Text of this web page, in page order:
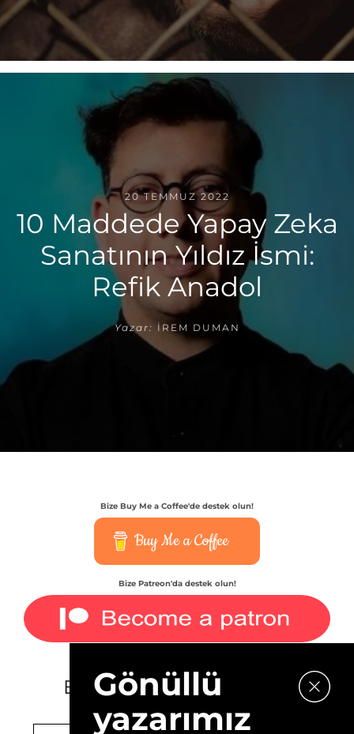
20 TEMMUZ 2022
10 Maddede Yapay Zeka
Sanatının Yıldız İsmi:
Refik Anadol
Yazar: İREM DUMAN
Bize Buy Me a Coffee'de destek olun!
Buy Me a Coffee
Bize Patreon'da destek olun!
E-bültenimize kaydolun.
Gönüllü
yazarımız